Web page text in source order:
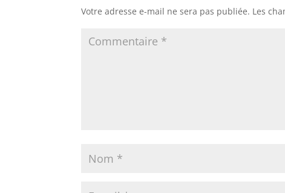
Votre adresse e-mail ne sera pas publiée. Les